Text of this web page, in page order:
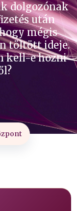
dolgozónak
után
mégis
töltött ideje.
kell-e hozni